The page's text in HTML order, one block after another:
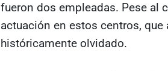
fueron dos empleadas. Pese al
actuación en estos centros,
históricamente olvidado.